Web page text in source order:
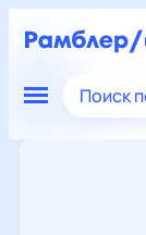
Поиск